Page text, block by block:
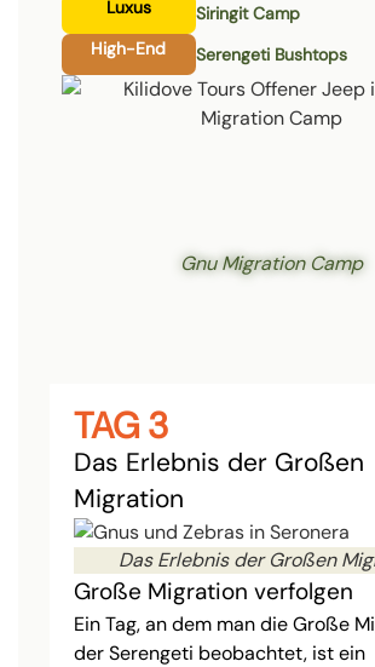
Luxus
Siringit Camp
High-End
Serengeti Bushtops
Gnu Migration Camp
TAG 3
Das Erlebnis der Großen
Migration
Das Erlebnis der Großen
Große Migration verfolgen
Ein Tag, an dem man die Große
der Serengeti beobachtet, ist ein